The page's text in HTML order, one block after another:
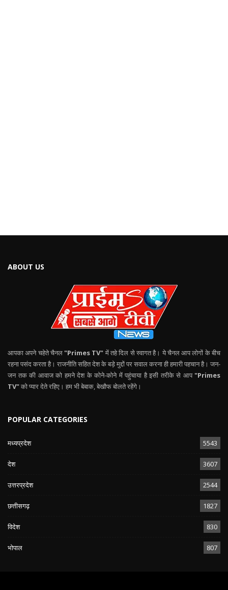
ABOUT US
आपका अपने चहेते चैनल "Primes TV" में तहे दिल से स्वागत है। ये चैनल आप लोगों के बीच
रहना पसंद करता है। राजनीति सहित देश के बड़े मुद्दों पर सवाल करना ही हमारी पहचान है। जन-
जन तक की आवाज को हमने देश के कोने-कोने में पहुंचाया है इसी तरीके से आप "Primes
TV"को प्यार देते रहिए। हम भी बेबाक, बेखौफ बोलते रहेंगे।
POPULAR CATEGORIES
मध्यप्रदेश 5543
देश 3607
उत्तरप्रदेश 2544
छत्तीसगढ़ 1827
विदेश 830
भोपाल 807